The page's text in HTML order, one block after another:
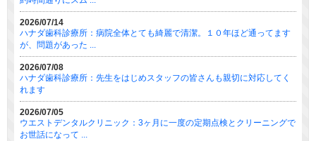
2026/07/14
ハナダ歯科診療所：病院全体とても綺麗で清潔。１０年ほど通ってます
が、問題があった ...
2026/07/08
ハナダ歯科診療所：先生をはじめスタッフの皆さんも親切に対応してく
れます
2026/07/05
ウエストデンタルクリニック：3ヶ月に一度の定期点検とクリーニングで
お世話になって ...